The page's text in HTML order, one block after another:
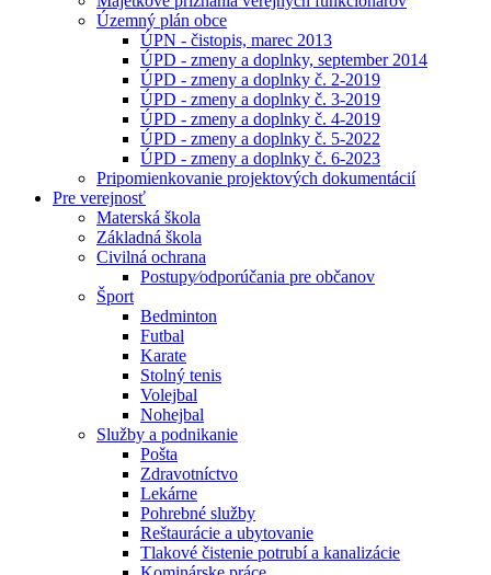
Územný plán obce
ÚPN - čistopis, marec 2013
ÚPD - zmeny a doplnky, september 2014
ÚPD - zmeny a doplnky č. 2-2019
ÚPD - zmeny a doplnky č. 3-2019
ÚPD - zmeny a doplnky č. 4-2019
ÚPD - zmeny a doplnky č. 5-2022
ÚPD - zmeny a doplnky č. 6-2023
Pripomienkovanie projektových dokumentácií
Pre verejnosť
Materská škola
Základná škola
Civilná ochrana
Postupy⁄odporúčania pre občanov
Šport
Bedminton
Futbal
Karate
Stolný tenis
Volejbal
Nohejbal
Služby a podnikanie
Pošta
Zdravotníctvo
Lekárne
Pohrebné služby
Reštaurácie a ubytovanie
Tlakové čistenie potrubí a kanalizácie